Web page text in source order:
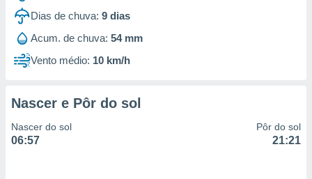
Dias de chuva: 9 dias
Acum. de chuva: 54 mm
Vento médio: 10 km/h
Nascer e Pôr do sol
Nascer do sol
06:57
Pôr do sol
21:21